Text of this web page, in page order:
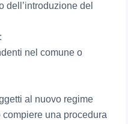
dell’introduzione del
nel comune o
al nuovo regime
una procedura